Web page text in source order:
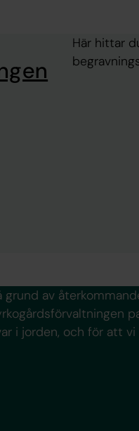
Här hittar
grund av
i jorden, och för att